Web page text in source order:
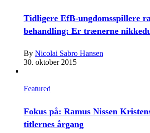
Tidligere EfB-ungdomsspillere
behandling: Er trænerne
By Nicolai Sabro Hansen
30. oktober 2015
Featured
Fokus på: Ramus Nissen
titlernes årgang